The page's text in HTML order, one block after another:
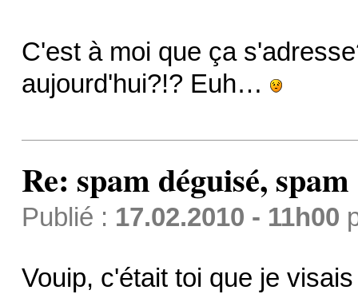
C'est à moi que ça
aujourd'hui?!? Euh…
Re: spam déguisé,
Publié : 17.02.2010 - 11h00
Vouip, c'était toi que je